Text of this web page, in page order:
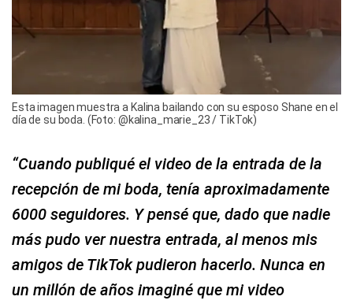
Esta imagen muestra a Kalina bailando con su esposo Shane en el
día de su boda. (Foto: @kalina_marie_23 / TikTok)
“Cuando publiqué el video de la entrada de la
recepción de mi boda, tenía aproximadamente
6000 seguidores. Y pensé que, dado que nadie
más pudo ver nuestra entrada, al menos mis
amigos de TikTok pudieron hacerlo. Nunca en
un millón de años imaginé que mi video